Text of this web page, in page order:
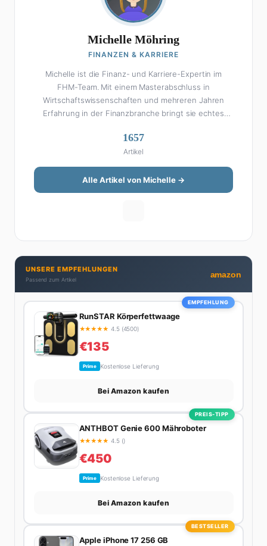
Michelle Möhring
FINANZEN & KARRIERE
Michelle ist die Finanz- und Karriere-Expertin im
FHM-Team. Mit einem Masterabschluss in
Wirtschaftswissenschaften und mehreren Jahren
Erfahrung in der Finanzbranche bringt sie echtes
Michelle klingt Altersvorsorge nicht wie eine
Steuererklärung. Ihre Stärke liegt darin, komplexe
Finanzthemen so aufzubereiten, dass sie jeder
versteht – ohne Fachchinesisch, dafür mit konkreten
Tipps zum Umsetzen. Von ETF-Strategien über
Privatleben unter einen Hut bekommt. Privat ist sie
bekennende Kaffee-Süchtige (3+ Tassen am Tag,
Minimum), Podcast-Hörerin und verbringt ihre
Wochenenden am liebsten in der Natur oder auf dem
1657
Artikel
Alle Artikel von Michelle →
UNSERE EMPFEHLUNGEN
Passend zum Artikel
amazon
EMPFEHLUNG
RunSTAR Körperfettwaage
★★★★★ 4.5 (4500)
€135
Prime Kostenlose Lieferung
Bei Amazon kaufen
PREIS-TIPP
ANTHBOT Genie 600 Mähroboter
★★★★★ 4.5 ()
€450
Prime Kostenlose Lieferung
Bei Amazon kaufen
BESTSELLER
Apple iPhone 17 256 GB